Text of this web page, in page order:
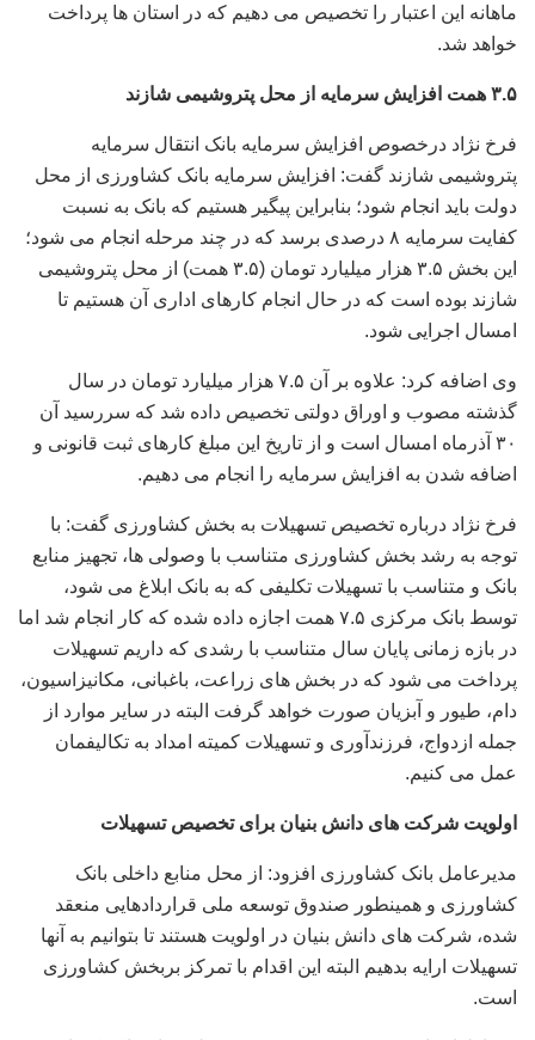
ماهانه این اعتبار را تخصیص می دهیم که در استان ها پرداخت
خواهد شد.
۳.۵ همت افزایش سرمایه از محل پتروشیمی شازند
فرخ نژاد درخصوص افزایش سرمایه بانک انتقال سرمایه
پتروشیمی شازند گفت: افزایش سرمایه بانک کشاورزی از محل
دولت باید انجام شود؛ بنابراین پیگیر هستیم که بانک به نسبت
کفایت سرمایه ۸ درصدی برسد که در چند مرحله انجام می شود؛
این بخش ۳.۵ هزار میلیارد تومان (۳.۵ همت) از محل پتروشیمی
شازند بوده است که در حال انجام کارهای اداری آن هستیم تا
امسال اجرایی شود.
وی اضافه کرد: علاوه بر آن ۷.۵ هزار میلیارد تومان در سال
گذشته مصوب و اوراق دولتی تخصیص داده شد که سررسید آن
۳۰ آذرماه امسال است و از تاریخ این مبلغ کارهای ثبت قانونی و
اضافه شدن به افزایش سرمایه را انجام می دهیم.
فرخ نژاد درباره تخصیص تسهیلات به بخش کشاورزی گفت: با
توجه به رشد بخش کشاورزی متناسب با وصولی ها، تجهیز منابع
بانک و متناسب با تسهیلات تکلیفی که به بانک ابلاغ می شود،
توسط بانک مرکزی ۷.۵ همت اجازه داده شده که کار انجام شد اما
در بازه زمانی پایان سال متناسب با رشدی که داریم تسهیلات
پرداخت می شود که در بخش های زراعت، باغبانی، مکانیزاسیون،
دام، طیور و آبزیان صورت خواهد گرفت البته در سایر موارد از
جمله ازدواج، فرزندآوری و تسهیلات کمیته امداد به تکالیفمان
عمل می کنیم.
اولویت شرکت های دانش بنیان برای تخصیص تسهیلات
مدیرعامل بانک کشاورزی افزود: از محل منابع داخلی بانک
کشاورزی و همینطور صندوق توسعه ملی قراردادهایی منعقد
شده، شرکت های دانش بنیان در اولویت هستند تا بتوانیم به آنها
تسهیلات ارایه بدهیم البته این اقدام با تمرکز بربخش کشاورزی
است.